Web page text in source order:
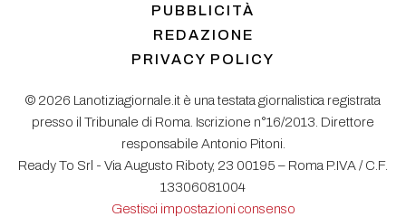
PUBBLICITÀ
REDAZIONE
PRIVACY POLICY
© 2026 Lanotiziagiornale.it è una testata giornalistica registrata
presso il Tribunale di Roma. Iscrizione n°16/2013. Direttore
responsabile Antonio Pitoni.
Ready To Srl - Via Augusto Riboty, 23 00195 – Roma P.IVA / C.F.
13306081004
Gestisci impostazioni consenso